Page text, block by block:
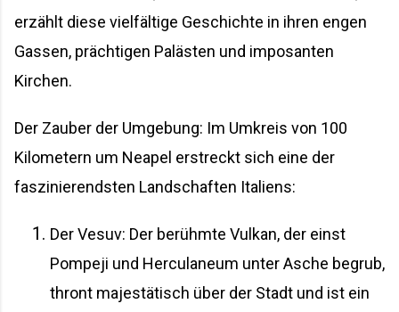
erzählt diese vielfältige Geschichte in ihren engen
Gassen, prächtigen Palästen und imposanten
Kirchen.
Der Zauber der Umgebung: Im Umkreis von 100
Kilometern um Neapel erstreckt sich eine der
faszinierendsten Landschaften Italiens:
Der Vesuv: Der berühmte Vulkan, der einst
Pompeji und Herculaneum unter Asche begrub,
thront majestätisch über der Stadt und ist ein